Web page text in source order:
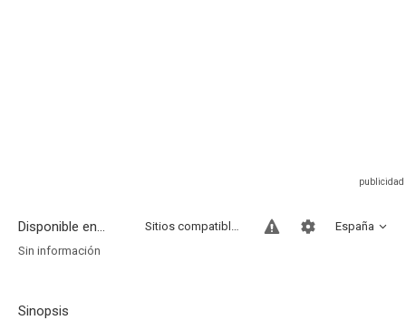
Disponible en... España
Sitios compatibles
Sin información
Sinopsis